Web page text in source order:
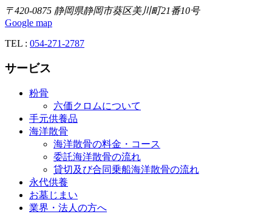
〒420-0875 静岡県静岡市葵区美川町21番10号
Google map
TEL : 054-271-2787
サービス
粉骨
六価クロムについて
手元供養品
海洋散骨
海洋散骨の料金・コース
委託海洋散骨の流れ
貸切及び合同乗船海洋散骨の流れ
永代供養
お墓じまい
業界・法人の方へ